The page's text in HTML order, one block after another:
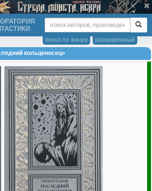
расширенный
поиск по жанру
кольценосец»